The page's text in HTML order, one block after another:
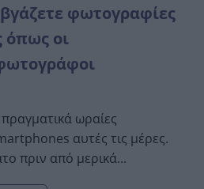
φωτογραφίες
όπως οι
ωραίες
αυτές τις μέρες.
πριν από μερικά...